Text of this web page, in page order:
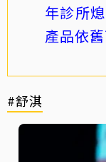
年診所
產品依
#舒淇